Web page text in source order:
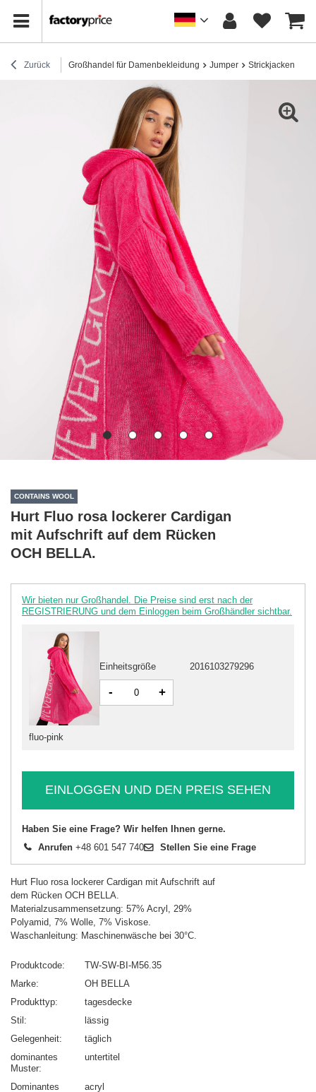
Zurück Großhandel für Damenbekleidung Jumper Strickjacken
CONTAINS WOOL
Hurt Fluo rosa lockerer Cardigan
mit Aufschrift auf dem Rücken
OCH BELLA.
Wir bieten nur Großhandel. Die Preise sind erst nach der
REGISTRIERUNG und dem Einloggen beim Großhändler sichtbar.
fluo-pink
Einheitsgröße 2016103279296
- +
EINLOGGEN UND DEN PREIS SEHEN
Haben Sie eine Frage? Wir helfen Ihnen gerne.
Anrufen +48 601 547 740 Stellen Sie eine Frage
Hurt Fluo rosa lockerer Cardigan mit Aufschrift auf
dem Rücken OCH BELLA.
Materialzusammensetzung: 57% Acryl, 29%
Polyamid, 7% Wolle, 7% Viskose.
Waschanleitung: Maschinenwäsche bei 30°C.
Produktcode
TW-SW-BI-M56.35
Marke
OH BELLA
Produkttyp
tagesdecke
Stil
lässig
Gelegenheit
täglich
dominantes
Muster
untertitel
Dominantes
acryl